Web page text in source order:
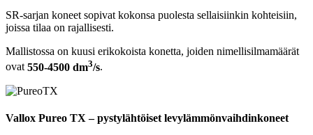
SR-sarjan koneet sopivat kokonsa puolesta sellaisiinkin kohteisiin,
joissa tilaa on rajallisesti.
Mallistossa on kuusi erikokoista konetta, joiden nimellisilmamäärät
ovat550-4500 dm3/s.
Vallox Pureo TX – pystylähtöiset levylämmönvaihdinkoneet